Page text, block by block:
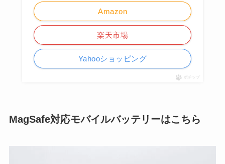
Amazon
楽天市場
Yahooショッピング
ポチップ
MagSafe対応モバイルバッテリーはこちら